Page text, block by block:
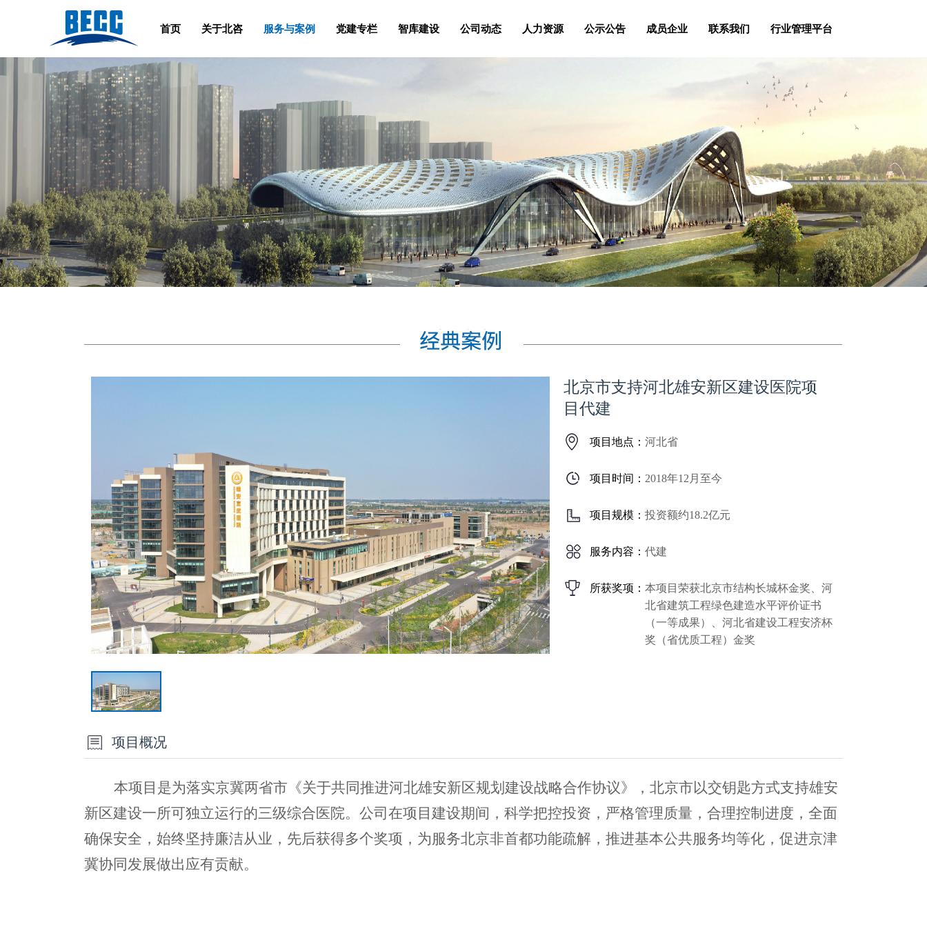
首页 关于北咨 服务与案例 党建专栏 智库建设 公司动态 人力资源 公示公告 成员企业 联系我们 行业管理平台
北京市支持河北雄安新区建设医院项
目代建
项目地点： 河北省
项目时间： 2018年12月至今
项目规模： 投资额约18.2亿元
服务内容： 代建
所获奖项： 本项目荣获北京市结构长城杯金奖、河
北省建筑工程绿色建造水平评价证书
（一等成果）、河北省建设工程安济杯
奖（省优质工程）金奖
项目概况
本项目是为落实京冀两省市《关于共同推进河北雄安新区规划建设战略合作协议》，北京市以交钥匙方式支持雄安
新区建设一所可独立运行的三级综合医院。 公司在项目建设期间，科学把控投资，严格管理质量，合理控制进度，全面
确保安全，始终坚持廉洁从业，先后获得多个奖项，为服务北京非首都功能疏解，推进基本公共服务均等化，促进京津
冀协同发展做出应有贡献。